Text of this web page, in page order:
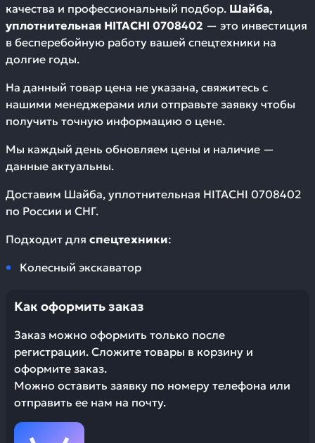
качества и профессиональный подбор. Шайба,
уплотнительная HITACHI 0708402 — это инвестиция
в бесперебойную работу вашей спецтехники на
долгие годы.
На данный товар цена не указана, свяжитесь с
нашими менеджерами или отправьте заявку чтобы
получить точную информацию о цене.
Мы каждый день обновляем цены и наличие —
данные актуальны.
Доставим Шайба, уплотнительная HITACHI 0708402
по России и СНГ.
Подходит для спецтехники:
Колесный экскаватор
Как оформить заказ
Заказ можно оформить только после
регистрации. Сложите товары в корзину и
оформите заказ.
Можно оставить заявку по номеру телефона или
отправить ее нам на почту.